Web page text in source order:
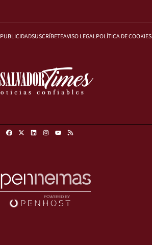
PUBLICIDADSUSCRÍBETEAVISO LEGALPOLÍTICA DE COOKIES
FacebookLinkedinInstagram